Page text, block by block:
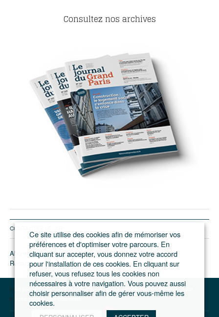
Consultez nos archives
CONTACTEZ LE JGP
Abonnement/pub
Rédaction
Le journal du Grand Paris – L'actualité du développement de l'Ile-de-France
Votre compte
Se connecter
Ce site utilise des cookies afin de mémoriser vos
préférences et d'optimiser votre parcours. En
cliquant sur accepter, vous donnez votre accord
pour l'installation de ces cookies. En cliquant sur
refuser, vous refusez tous les cookies non
nécessaires à votre navigation. Vous pouvez aussi
choisir personnaliser afin de gérer vous-même les
cookies.